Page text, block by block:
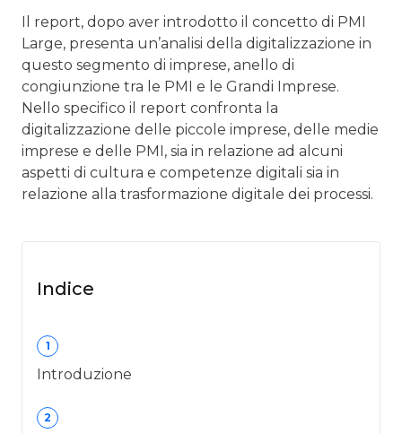
Il report, dopo aver introdotto il concetto di PMI
Large, presenta un’analisi della digitalizzazione in
questo segmento di imprese, anello di
congiunzione tra le PMI e le Grandi Imprese.
Nello specifico il report confronta la
digitalizzazione delle piccole imprese, delle medie
imprese e delle PMI, sia in relazione ad alcuni
aspetti di cultura e competenze digitali sia in
relazione alla trasformazione digitale dei processi.
Indice
1
Introduzione
2